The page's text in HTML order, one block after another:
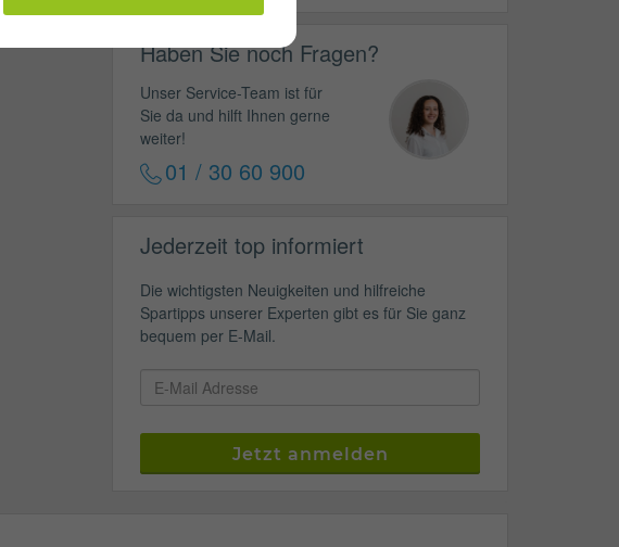
Haben Sie noch Fragen?
Unser Service-Team ist für
Sie da und hilft Ihnen gerne
weiter!
01 / 30 60 900
Jederzeit top informiert
Die wichtigsten Neuigkeiten und hilfreiche
Spartipps unserer Experten gibt es für Sie ganz
bequem per E-Mail.
Jetzt anmelden